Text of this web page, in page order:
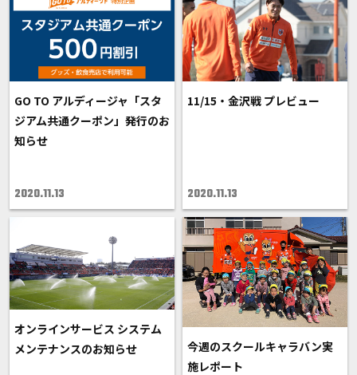
GO TO アルディージャ「スタ
ジアム共通クーポン」発行のお
知らせ
2020.11.13
11/15・金沢戦 プレビュー
2020.11.13
オンラインサービス システム
メンテナンスのお知らせ
今週のスクールキャラバン実
施レポート